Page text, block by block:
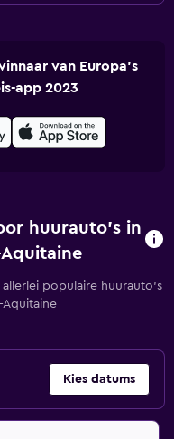
van Europa's
app 2023
huurauto's in
populaire huurauto's
Aquitaine
Kies datums